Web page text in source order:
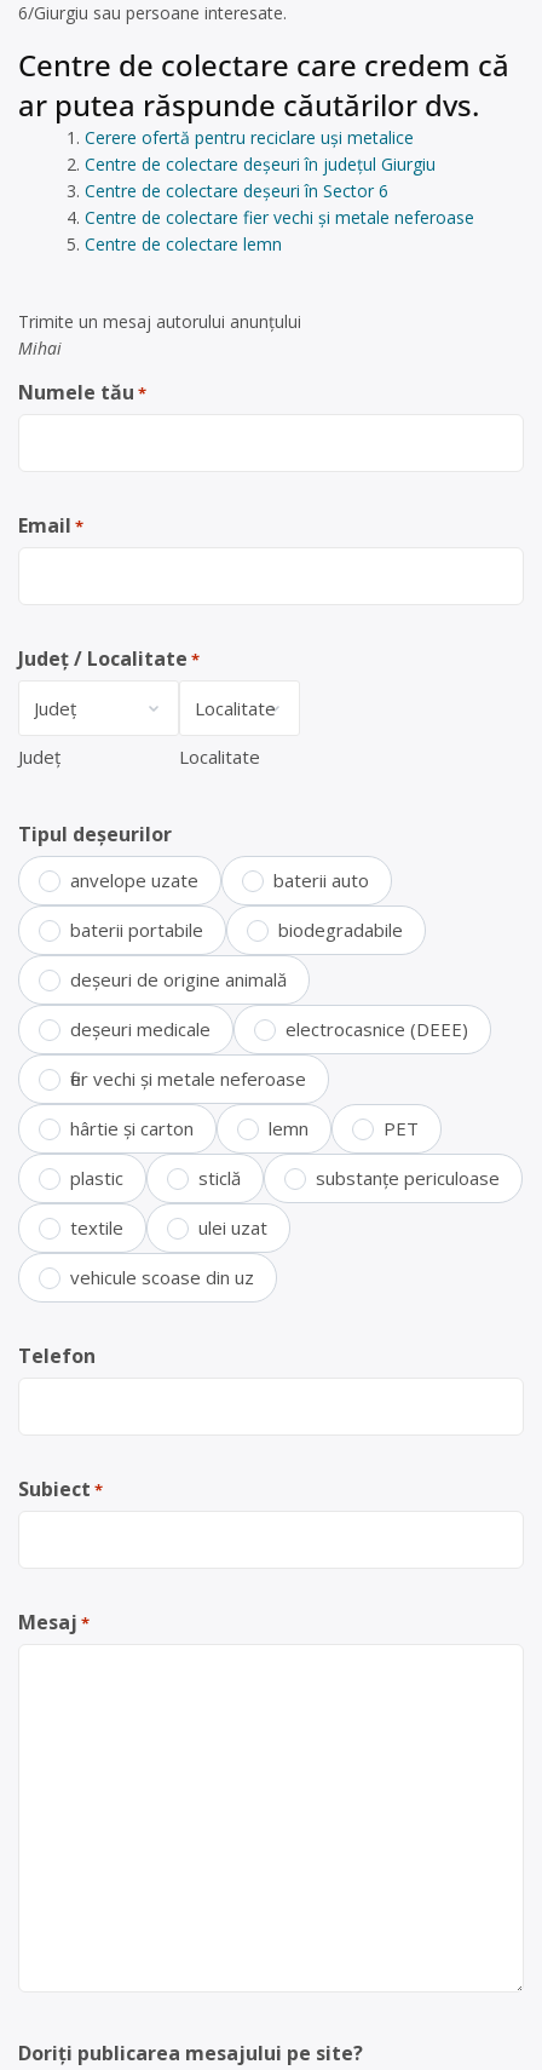
6/Giurgiu sau persoane interesate.
Centre de colectare care credem că
ar putea răspunde căutărilor dvs.
Cerere ofertă pentru reciclare uși metalice
Centre de colectare deșeuri în județul Giurgiu
Centre de colectare deșeuri în Sector 6
Centre de colectare fier vechi și metale neferoase
Centre de colectare lemn
Trimite un mesaj autorului anunţului
Mihai
Numele tău *
Email *
Județ / Localitate *
Județ Localitate
Tipul deșeurilor
anvelope uzate baterii auto
baterii portabile biodegradabile
deșeuri de origine animală
deșeuri medicale electrocasnice (DEEE)
fier vechi și metale neferoase
hârtie și carton lemn PET
plastic sticlă substanțe periculoase
textile ulei uzat
vehicule scoase din uz
Telefon
Subiect *
Mesaj *
Doriți publicarea mesajului pe site?